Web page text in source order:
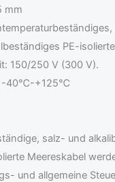
mm
PE-
150/250 V (300 V).
-40℃-+125℃
salz- und
Meereskabel
und allgemeine